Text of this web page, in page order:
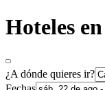
Hoteles
¿A dónde quieres ir?